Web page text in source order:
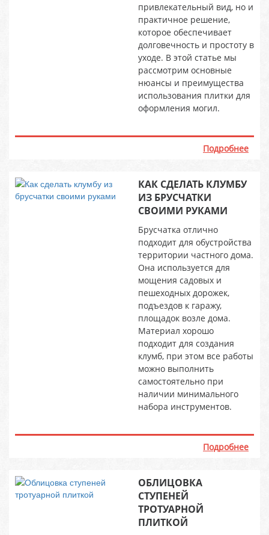
привлекательный вид, но и
практичное решение,
которое обеспечивает
долговечность и простоту в
уходе. В этой статье мы
рассмотрим основные
нюансы и преимущества
использования плитки для
оформления могил.
Подробнее
КАК СДЕЛАТЬ КЛУМБУ
ИЗ БРУСЧАТКИ
СВОИМИ РУКАМИ
Брусчатка отлично
подходит для обустройства
территории частного дома.
Она используется для
мощения садовых и
пешеходных дорожек,
подъездов к гаражу,
площадок возле дома.
Материал хорошо
подходит для создания
клумб, при этом все работы
можно выполнить
самостоятельно при
наличии минимального
набора инструментов.
Подробнее
ОБЛИЦОВКА
СТУПЕНЕЙ
ТРОТУАРНОЙ
ПЛИТКОЙ